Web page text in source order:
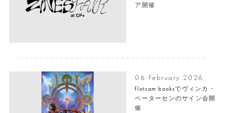
ア開催
06 February 2026
flotsam booksでヴィンカ・
ペーターセンのサイン会開
催